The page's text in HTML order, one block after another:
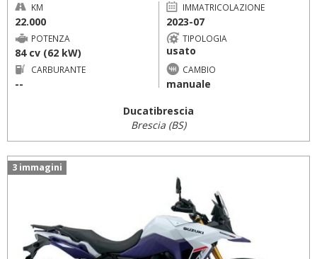
KM
22.000
IMMATRICOLAZIONE
2023-07
POTENZA
84 cv (62 kW)
TIPOLOGIA
usato
CARBURANTE
--
CAMBIO
manuale
Ducatibrescia
Brescia (BS)
3 immagini